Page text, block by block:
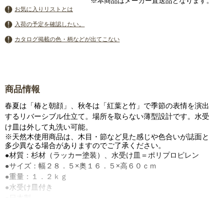
お気に入りリストとは
入荷の予定を確認したい。
カタログ掲載の色・柄などが出てこない
商品情報
春夏は「椿と朝顔」、秋冬は「紅葉と竹」で季節の表情を演出
するリバーシブル仕立て。場所を取らない薄型設計です。水受
け皿は外して丸洗い可能。
※天然木使用商品は、木目・節など見た感じや色合いが誌面と
多少異なる場合がありますのでご了承ください。
●材質：杉材（ラッカー塗装）、水受け皿＝ポリプロピレン
●サイズ：幅２８．５×奥１６．５×高６０ｃｍ
●重量：１．２ｋｇ
●水受け皿付き